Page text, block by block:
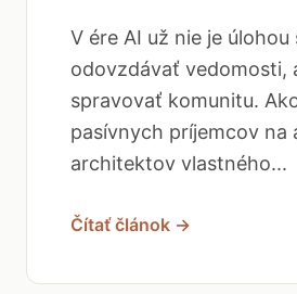
V ére AI už nie je úlohou
odovzdávať vedomosti,
spravovať komunitu.
pasívnych príjemcov na
architektov vlastného...
Čítať článok →